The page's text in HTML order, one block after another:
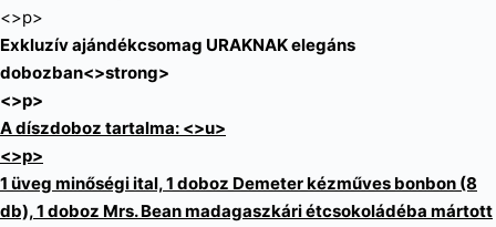
<>p>
Exkluzív ajándékcsomag URAKNAK elegáns
dobozban<>strong>
<>p>
A díszdoboz tartalma: <>u>
<>p>
1 üveg minőségi ital, 1 doboz Demeter kézműves bonbon (8
db), 1 doboz Mrs. Bean madagaszkári étcsokoládéba mártott